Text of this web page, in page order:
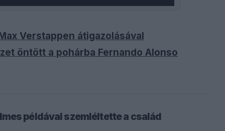
Verstappen átigazolásával
öntött a pohárba Fernando Alonso
példával szemléltette a család